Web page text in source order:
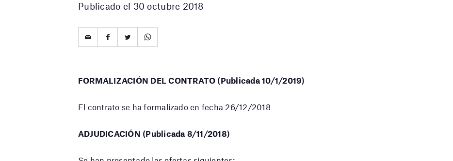
Publicado el 30 octubre 2018
FORMALIZACIÓN DEL CONTRATO (Publicada 10/1/2019)
El contrato se ha formalizado en fecha 26/12/2018
ADJUDICACIÓN (Publicada 8/11/2018)